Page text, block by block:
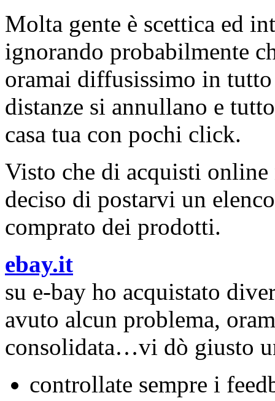
Molta gente è scettica ed
ignorando probabilmente
oramai diffusissimo in
distanze si annullano e
casa tua con pochi click.
Visto che di acquisti
deciso di postarvi un
comprato dei prodotti.
ebay.it
su e-bay ho acquistato
avuto alcun problema,
consolidata…vi dò giusto
controllate sempre i